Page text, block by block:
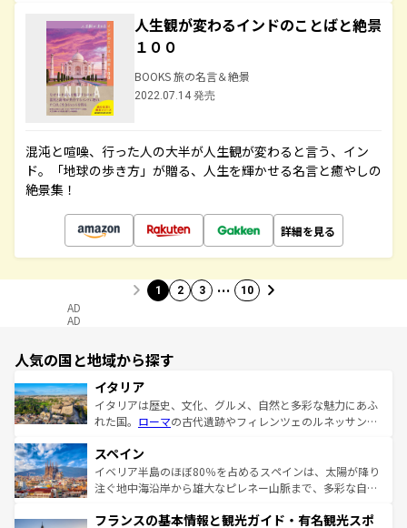
人生観が変わるインドのことばと絶景
１００
BOOKS 旅の名言＆絶景
2022.07.14 発売
混沌と喧噪、行った人の大半が人生観が変わると言う、イン
ド。「地球の歩き方」が贈る、人生を輝かせる名言と癒やしの
絶景集！
詳細を見る
1 2 3 … 10
AD
AD
人気の国と地域から探す
イタリア
イタリアは歴史、文化、グルメ、自然と多彩な魅力にあふ
れた国。 ローマの古代遺跡やフィレンツェのルネッサンス
ろん、トスカーナの美しい田園風景やアマルフィ海岸の絶
景など、自然景観も見逃せない。観光の合間には、本場の
ピザやパスタなど、絶品のイタリア料理を堪能することも
ませてくれるイタリアで、忘れられない旅をしてみよう！
スペイン
イベリア半島のほぼ80％を占めるスペインは、太陽が降り
注ぐ地中海沿岸から雄大なピレネー山脈まで、多彩な自然
文化が根付くこの国では、情熱的なフラメンコ、熱気あふ
フランスの基本情報と観光ガイド・有名観光スポ